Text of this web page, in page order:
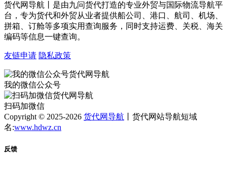
货代网导航丨是由九问货代打造的专业外贸与国际物流导航平
台，专为货代和外贸从业者提供船公司、港口、航司、机场、
拼箱、订舱等多项实用查询服务，同时支持运费、关税、海关
编码等信息一键查询。
友链申请 隐私政策
我的微信公众号
扫码加微信
Copyright © 2025-2026 货代网导航 丨货代网站导航短域
名:www.hdwz.cn
反馈